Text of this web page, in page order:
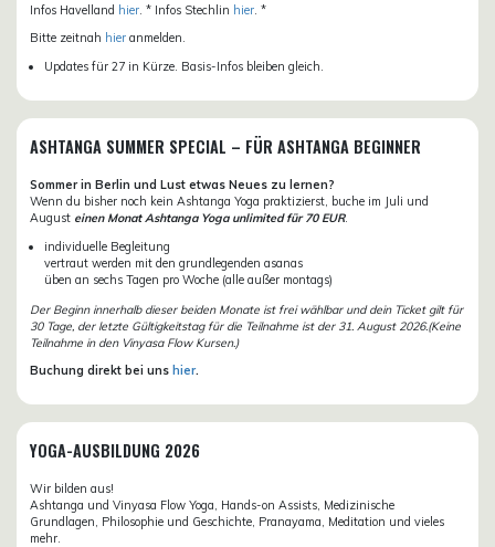
Infos Havelland hier . * Infos Stechlin hier . *
Bitte zeitnah hier anmelden.
Updates für 27 in Kürze. Basis-Infos bleiben gleich.
ASHTANGA SUMMER SPECIAL – FÜR ASHTANGA BEGINNER
Sommer in Berlin und Lust etwas Neues zu lernen?
Wenn du bisher noch kein Ashtanga Yoga praktizierst, buche im Juli und
August einen Monat Ashtanga Yoga unlimited für 70 EUR.
individuelle Begleitung
vertraut werden mit den grundlegenden asanas
üben an sechs Tagen pro Woche (alle außer montags)
Der Beginn innerhalb dieser beiden Monate ist frei wählbar und dein Ticket gilt für
30 Tage, der letzte Gültigkeitstag für die Teilnahme ist der 31. August 2026.(Keine
Teilnahme in den Vinyasa Flow Kursen.)
Buchung direkt bei uns hier.
YOGA-AUSBILDUNG 2026
Wir bilden aus!
Ashtanga und Vinyasa Flow Yoga, Hands-on Assists, Medizinische
Grundlagen, Philosophie und Geschichte, Pranayama, Meditation und vieles
mehr.